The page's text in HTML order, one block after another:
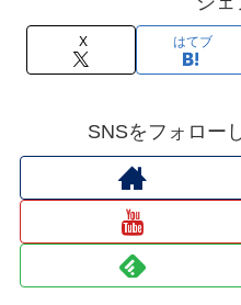
X はてブ
SNSをフォロー